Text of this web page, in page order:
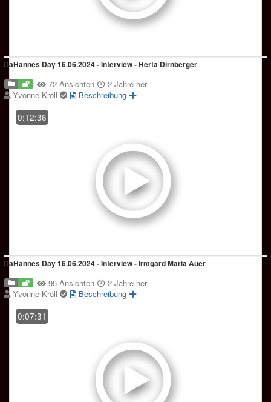
DaHannes Day 16.06.2024 - Interview - Herta Dirnberger
72 Ansichten
2 Jahre her
Yvonne Kröll
Beschreibung
0:12:36
DaHannes Day 16.06.2024 - Interview - Irmgard Maria Auer
95 Ansichten
2 Jahre her
Yvonne Kröll
Beschreibung
0:07:31